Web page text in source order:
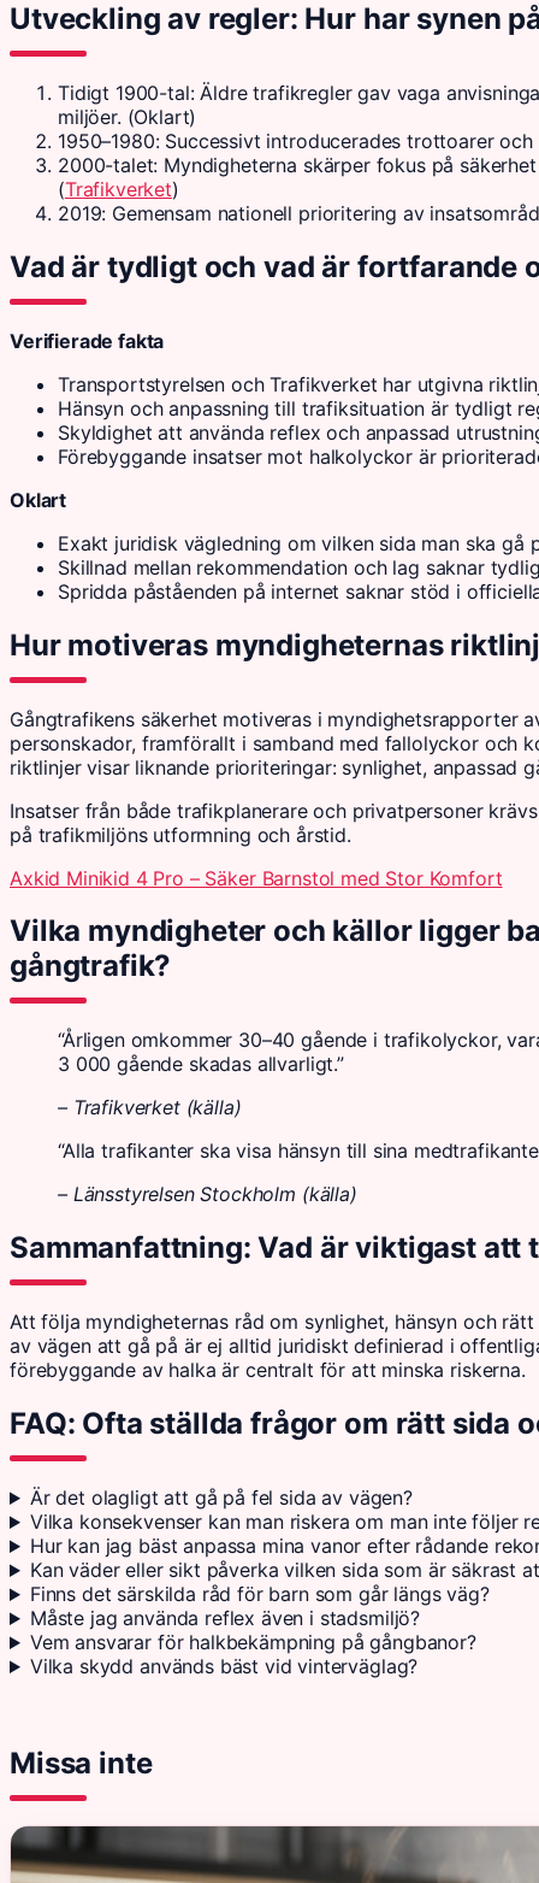
Utveckling av regler: Hur har synen
Tidigt 1900-tal: Äldre trafikregler gav vaga
miljöer. (Oklart)
1950–1980: Successivt introducerades trottoarer
2000-talet: Myndigheterna skärper fokus på
(Trafikverket)
2019: Gemensam nationell prioritering av
Vad är tydligt och vad är fortfarande
Verifierade fakta
Transportstyrelsen och Trafikverket har utgivna
Hänsyn och anpassning till trafiksituation är tydligt
Skyldighet att använda reflex och anpassad
Förebyggande insatser mot halkolyckor är
Oklart
Exakt juridisk vägledning om vilken sida man ska gå
Skillnad mellan rekommendation och lag saknar
Spridda påståenden på internet saknar stöd i
Hur motiveras myndigheternas
Gångtrafikens säkerhet motiveras i myndighetsrapporter
personskador, framförallt i samband med fallolyckor och
riktlinjer visar liknande prioriteringar: synlighet, anpassad
Insatser från både trafikplanerare och privatpersoner
på trafikmiljöns utformning och årstid.
Axkid Minikid 4 Pro – Säker Barnstol med Stor Komfort
Vilka myndigheter och källor ligger
gångtrafik?
“Årligen omkommer 30–40 gående i trafikolyckor,
3 000 gående skadas allvarligt.”
– Trafikverket (källa)
“Alla trafikanter ska visa hänsyn till sina
– Länsstyrelsen Stockholm (källa)
Sammanfattning: Vad är viktigast att
Att följa myndigheternas råd om synlighet, hänsyn och
av vägen att gå på är ej alltid juridiskt definierad i
förebyggande av halka är centralt för att minska riskerna.
FAQ: Ofta ställda frågor om rätt sida
Är det olagligt att gå på fel sida av vägen?
Vilka konsekvenser kan man riskera om man inte följer
Hur kan jag bäst anpassa mina vanor efter rådande
Kan väder eller sikt påverka vilken sida som är säkrast
Finns det särskilda råd för barn som går längs väg?
Måste jag använda reflex även i stadsmiljö?
Vem ansvarar för halkbekämpning på gångbanor?
Vilka skydd används bäst vid vinterväglag?
Missa inte